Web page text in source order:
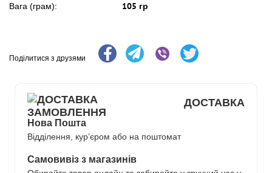
Вага (грам): 105 гр
Поділитися з друзями
ДОСТАВКА
Нова Пошта
Відділення, кур’єром або на поштомат
Самовивіз з магазинів